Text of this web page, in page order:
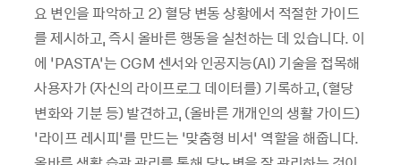
요 변인을 파악하고 2) 혈당 변동 상황에서 적절한 가이드
를 제시하고, 즉시 올바른 행동을 실천하는 데 있습니다. 이
에 ‘PASTA’는 CGM 센서와 인공지능(AI) 기술을 접목해
사용자가 (자신의 라이프로그 데이터를) 기록하고, (혈당
변화와 기분 등) 발견하고, (올바른 개개인의 생활 가이드)
‘라이프 레시피’를 만드는 ‘맞춤형 비서’ 역할을 해줍니다.